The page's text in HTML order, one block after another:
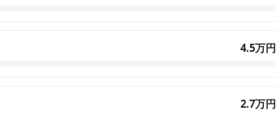
4.5万円
2.7万円